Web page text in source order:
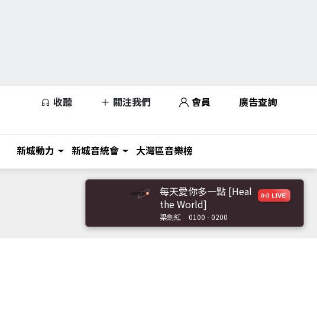
收聽 關注我們 會員 廣告查詢
新城動力 新城音統會 大灣區音樂榜
每天愛你多一點 [Heal
the World]
梁劍紅 0100 - 0200